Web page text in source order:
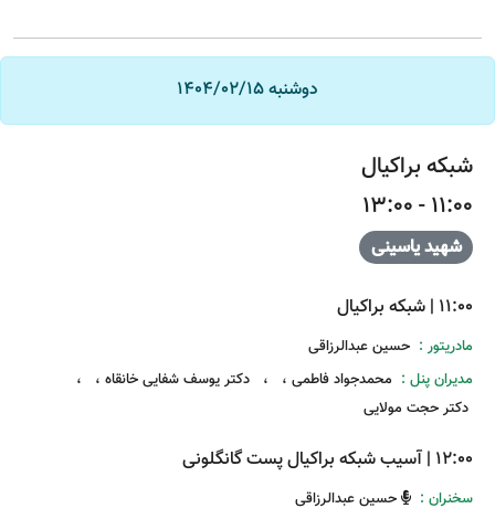
دوشنبه 1404/02/15
شبکه براکیال
11:00 - 13:00
شهید یاسینی
11:00
| شبکه براکیال
مادریتور : حسین عبدالرزاقی
مدیران پنل : محمدجواد فاطمی ، ، دکتر یوسف شفایی خانقاه ،
،
دکتر حجت مولایی
12:00
| آسیب شبکه براکیال پست گانگلونی
سخنران : حسین عبدالرزاقی